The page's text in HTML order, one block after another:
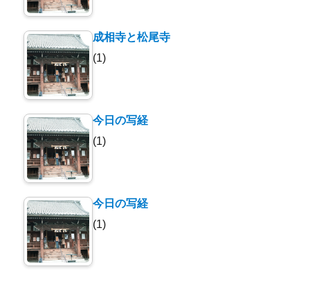
成相寺と松尾寺
(1)
今日の写経
(1)
今日の写経
(1)